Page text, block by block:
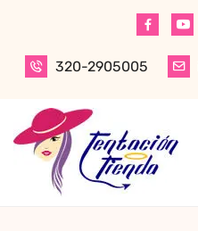
content
320-2905005